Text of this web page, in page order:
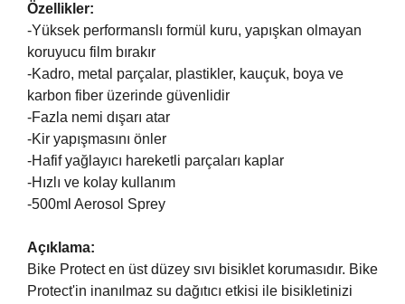
Özellikler:
-Yüksek performanslı formül kuru, yapışkan olmayan
koruyucu film bırakır
-Kadro, metal parçalar, plastikler, kauçuk, boya ve
karbon fiber üzerinde güvenlidir
-Fazla nemi dışarı atar
-Kir yapışmasını önler
-Hafif yağlayıcı hareketli parçaları kaplar
-Hızlı ve kolay kullanım
-500ml Aerosol Sprey
Açıklama:
Bike Protect en üst düzey sıvı bisiklet korumasıdır. Bike
Protect'in inanılmaz su dağıtıcı etkisi ile bisikletinizi